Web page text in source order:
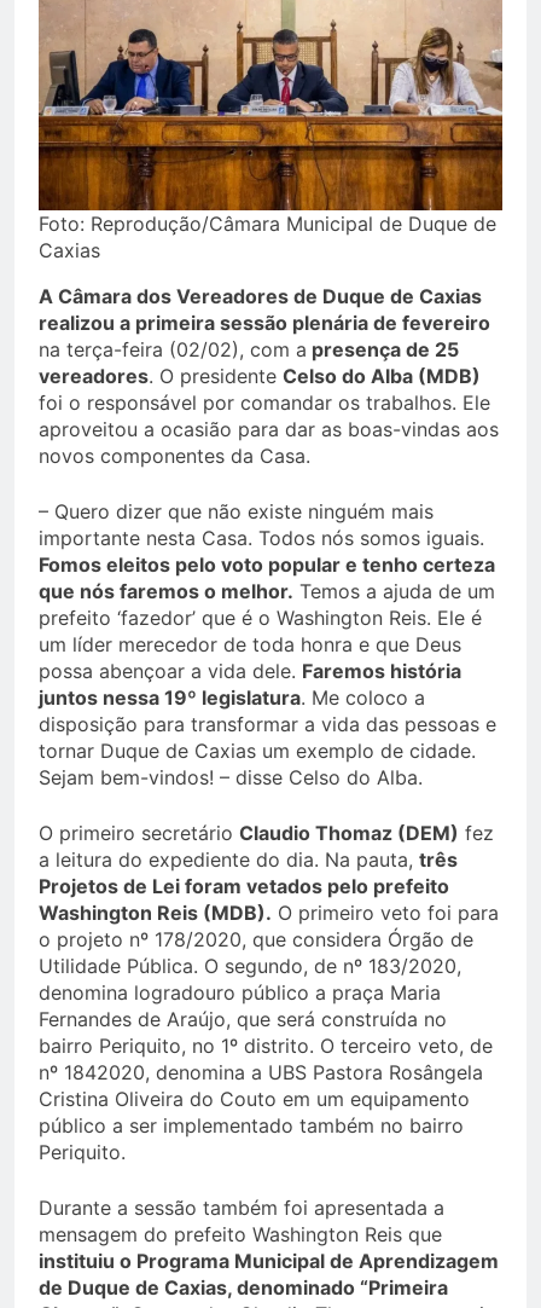
Foto: Reprodução/Câmara Municipal de Duque de
Caxias
A Câmara dos Vereadores de Duque de Caxias
realizou a primeira sessão plenária de fevereiro
na terça-feira (02/02), com a presença de 25
vereadores. O presidente Celso do Alba (MDB)
foi o responsável por comandar os trabalhos. Ele
aproveitou a ocasião para dar as boas-vindas aos
novos componentes da Casa.
– Quero dizer que não existe ninguém mais
importante nesta Casa. Todos nós somos iguais.
Fomos eleitos pelo voto popular e tenho certeza
que nós faremos o melhor. Temos a ajuda de um
prefeito ‘fazedor’ que é o Washington Reis. Ele é
um líder merecedor de toda honra e que Deus
possa abençoar a vida dele. Faremos história
juntos nessa 19º legislatura. Me coloco a
disposição para transformar a vida das pessoas e
tornar Duque de Caxias um exemplo de cidade.
Sejam bem-vindos! – disse Celso do Alba.
O primeiro secretário Claudio Thomaz (DEM) fez
a leitura do expediente do dia. Na pauta, três
Projetos de Lei foram vetados pelo prefeito
Washington Reis (MDB). O primeiro veto foi para
o projeto nº 178/2020, que considera Órgão de
Utilidade Pública. O segundo, de nº 183/2020,
denomina logradouro público a praça Maria
Fernandes de Araújo, que será construída no
bairro Periquito, no 1º distrito. O terceiro veto, de
nº 1842020, denomina a UBS Pastora Rosângela
Cristina Oliveira do Couto em um equipamento
público a ser implementado também no bairro
Periquito.
Durante a sessão também foi apresentada a
mensagem do prefeito Washington Reis que
instituiu o Programa Municipal de Aprendizagem
de Duque de Caxias, denominado “Primeira